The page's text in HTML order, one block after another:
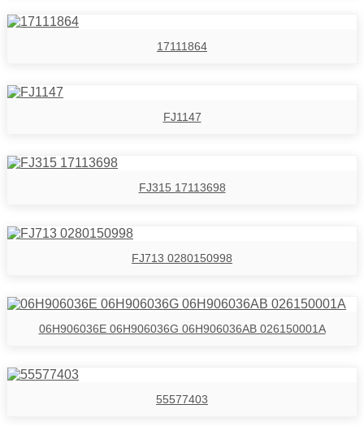
17111864
FJ1147
FJ315 17113698
FJ713 0280150998
06H906036E 06H906036G 06H906036AB 026150001A
55577403